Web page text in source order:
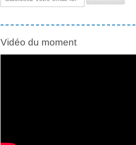
Vidéo du moment